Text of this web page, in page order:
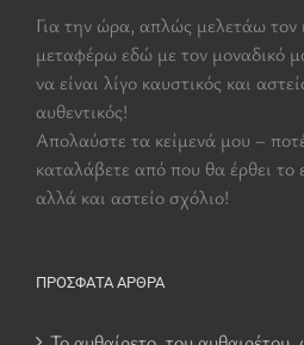
Για την ώρα, απλώς μελετάω
μεταφέρω εδώ με τον μοναδικό
να είναι λίγο καυστικός και
αυθεντικός!
Aπολαύστε τα κείμενά μου –
καταλάβετε από που θα έρθει το
αλλά και αστείο σχόλιο!
ΠΡΌΣΦΑΤΑ ΆΡΘΡΑ